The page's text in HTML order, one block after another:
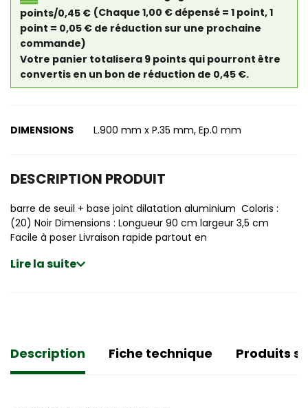
points/0,45 € (Chaque 1,00 € dépensé = 1 point, 1
point = 0,05 € de réduction sur une prochaine
commande)
Votre panier totalisera 9 points qui pourront être
convertis en un bon de réduction de 0,45 €.
DIMENSIONS L.900 mm x P.35 mm, Ep.0 mm
DESCRIPTION PRODUIT
barre de seuil + base joint dilatation aluminium Coloris :
(20) Noir Dimensions : Longueur 90 cm largeur 3,5 cm
Facile à poser Livraison rapide partout en
Lire la suite
Description Fiche technique Produits